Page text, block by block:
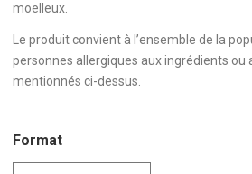
moelleux.
Le produit convient à l’ensemble de la
personnes allergiques aux ingrédients ou
mentionnés ci-dessus.
Format